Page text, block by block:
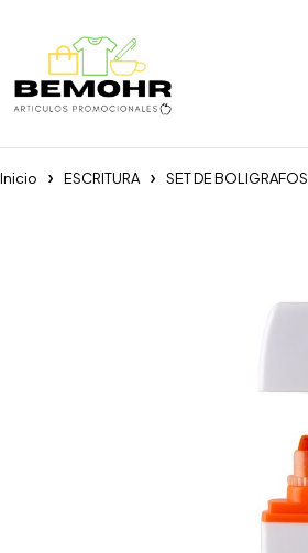
Inicio ESCRITURA SET DE BOLIGRAFOS